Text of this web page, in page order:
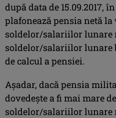
după data de 15.09.2017,
plafonează pensia netă
soldelor/salariilor lunare
soldelor/salariilor lunare
de calcul a pensiei.
Așadar, dacă pensia
dovedește a fi mai mare
soldelor/salariilor lunare